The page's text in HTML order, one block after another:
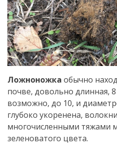
Ложноножка обычно
почве, довольно длинная,
возможно, до 10, и
глубоко укоренена,
многочисленными тяжами
зеленоватого цвета.